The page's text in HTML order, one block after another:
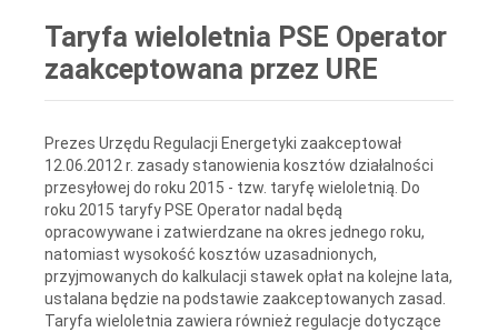
Taryfa wieloletnia PSE Operator
zaakceptowana przez URE
Prezes Urzędu Regulacji Energetyki zaakceptował
12.06.2012 r. zasady stanowienia kosztów działalności
przesyłowej do roku 2015 - tzw. taryfę wieloletnią. Do
roku 2015 taryfy PSE Operator nadal będą
opracowywane i zatwierdzane na okres jednego roku,
natomiast wysokość kosztów uzasadnionych,
przyjmowanych do kalkulacji stawek opłat na kolejne lata,
ustalana będzie na podstawie zaakceptowanych zasad.
Taryfa wieloletnia zawiera również regulacje dotyczące